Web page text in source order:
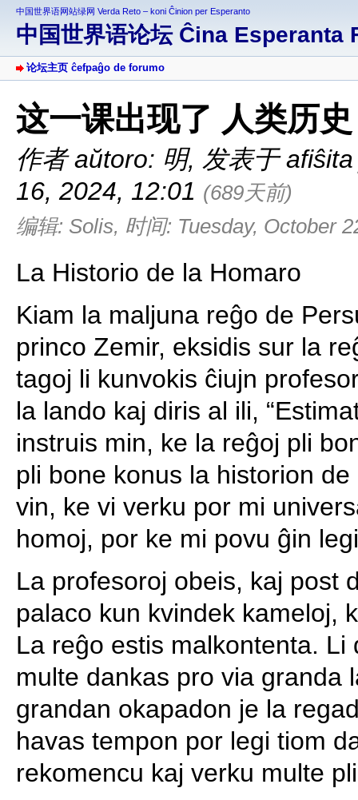
中国世界语网站绿网 Verda Reto – koni Ĉinion per Esperanto
中国世界语论坛 Ĉina Esperanta
论坛主页 ĉefpaĝo de forumo
这一课出现了 人类历
作者 aŭtoro: 明, 发表于
16, 2024, 12:01 (689天前)
编辑: Solis, 时间: Tuesday, October
La Historio de la Homaro
Kiam la maljuna reĝo de
princo Zemir, eksidis sur la
tagoj li kunvokis ĉiujn
la lando kaj diris al ili,
instruis min, ke la reĝoj pli
pli bone konus la historion
vin, ke vi verku por mi
homoj, por ke mi povu ĝin
La profesoroj obeis, kaj post
palaco kun kvindek kameloj,
La reĝo estis malkontenta. Li
multe dankas pro via granda
grandan okapadon je la
havas tempon por legi tiom
rekomencu kaj verku multe